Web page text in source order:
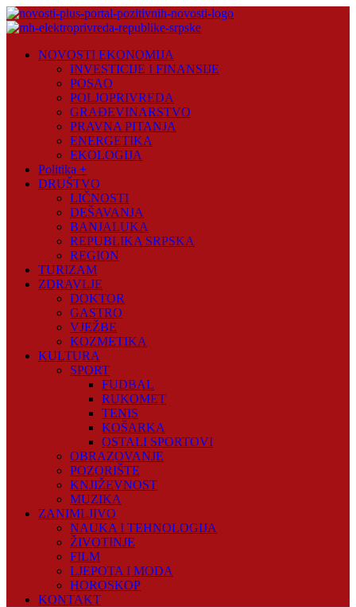
Skip
to
Plus
NOVOSTI EKONOMIJA
INVESTICIJE I FINANSIJE
POSAO
POLJOPRIVREDA
GRAĐEVINARSTVO
PRAVNA PITANJA
ENERGETIKA
EKOLOGIJA
Politika +
DRUŠTVO
LIČNOSTI
DEŠAVANJA
BANJALUKA
REPUBLIKA SRPSKA
REGION
TURIZAM
ZDRAVLJE
DOKTOR
GASTRO
VJEŽBE
KOZMETIKA
KULTURA
SPORT
FUDBAL
RUKOMET
TENIS
KOŠARKA
OSTALI SPORTOVI
OBRAZOVANJE
POZORIŠTE
KNJIŽEVNOST
MUZIKA
ZANIMLJIVO
NAUKA I TEHNOLOGIJA
ŽIVOTINJE
FILM
LJEPOTA I MODA
HOROSKOP
KONTAKT